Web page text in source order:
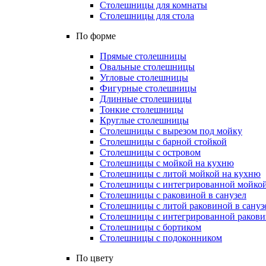
Столешницы для комнаты
Столешницы для стола
По форме
Прямые столешницы
Овальные столешницы
Угловые столешницы
Фигурные столешницы
Длинные столешницы
Тонкие столешницы
Круглые столешницы
Столешницы с вырезом под мойку
Столешницы с барной стойкой
Столешницы с островом
Столешницы с мойкой на кухню
Столешницы с литой мойкой на кухню
Столешницы с интегрированной
Столешницы с раковиной в санузел
Столешницы с литой раковиной в
Столешницы с интегрированной
Столешницы с бортиком
Столешницы с подоконником
По цвету